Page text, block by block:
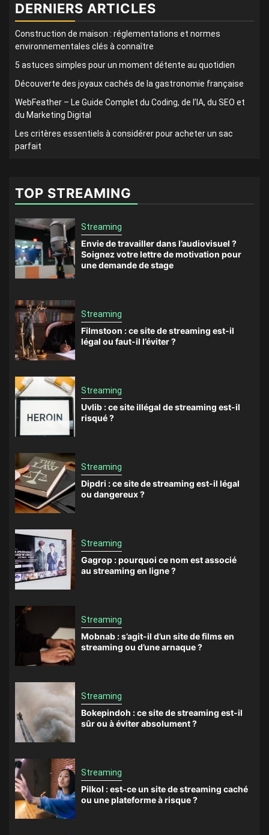
DERNIERS ARTICLES
Construction de maison : réglementations et normes
environnementales clés à connaître
5 astuces simples pour un moment détente au quotidien
Découverte des joyaux cachés de la gastronomie française
WebFeather – Le Guide Complet du Coding, de l’IA, du SEO et
du Marketing Digital
Les critères essentiels à considérer pour acheter un sac
parfait
TOP STREAMING
Streaming
Envie de travailler dans l’audiovisuel ?
Soignez votre lettre de motivation pour
une demande de stage
Streaming
Filmstoon : ce site de streaming est-il
légal ou faut-il l’éviter ?
Streaming
Uvlib : ce site illégal de streaming est-il
risqué ?
Streaming
Dipdri : ce site de streaming est-il légal
ou dangereux ?
Streaming
Gagrop : pourquoi ce nom est associé
au streaming en ligne ?
Streaming
Mobnab : s’agit-il d’un site de films en
streaming ou d’une arnaque ?
Streaming
Bokepindoh : ce site de streaming est-il
sûr ou à éviter absolument ?
Streaming
Pilkol : est-ce un site de streaming caché
ou une plateforme à risque ?